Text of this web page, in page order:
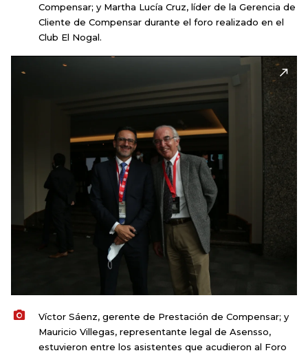
Compensar; y Martha Lucía Cruz, líder de la Gerencia de
Cliente de Compensar durante el foro realizado en el
Club El Nogal.
Víctor Sáenz, gerente de Prestación de Compensar; y
Mauricio Villegas, representante legal de Asensso,
estuvieron entre los asistentes que acudieron al Foro